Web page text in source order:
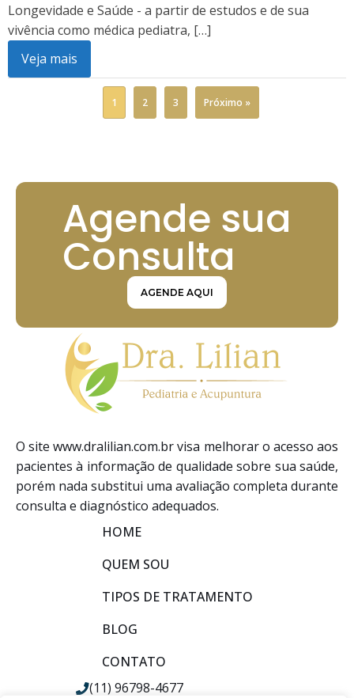
Longevidade e Saúde - a partir de estudos e de sua
vivência como médica pediatra, […]
Veja mais
1 2 3 Próximo »
Agende sua
Consulta
AGENDE AQUI
O site www.dralilian.com.br visa melhorar o acesso aos
pacientes à informação de qualidade sobre sua saúde,
porém nada substitui uma avaliação completa durante
consulta e diagnóstico adequados.
HOME
QUEM SOU
TIPOS DE TRATAMENTO
BLOG
CONTATO
(11) 96798-4677